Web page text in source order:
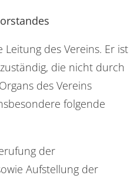
des Vereins. Er ist
die nicht durch
des Vereins
folgende
der
Aufstellung der